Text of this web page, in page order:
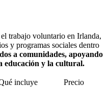
trabajo voluntario en Irlanda,
y programas sociales dentro
a comunidades, apoyando
educación y la cultural.
incluye
Precio